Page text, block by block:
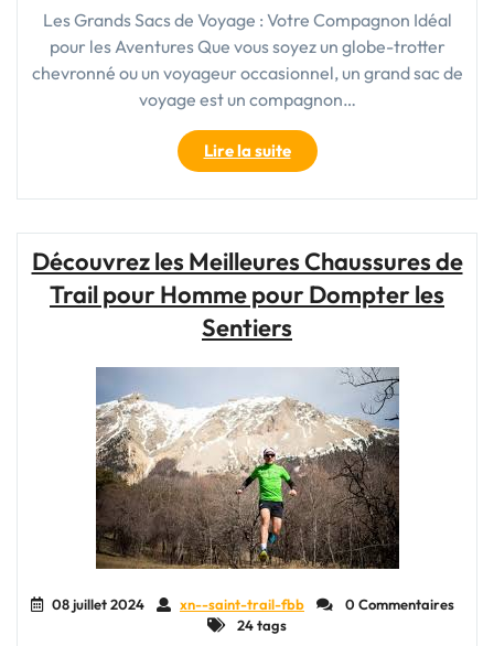
Les Grands Sacs de Voyage : Votre Compagnon Idéal
pour les Aventures Que vous soyez un globe-trotter
chevronné ou un voyageur occasionnel, un grand sac de
voyage est un compagnon…
Lire la suite"Explorez
le
Monde
Liberté
avec
Nos
Grands
Sacs
Voyage
Spacieux"
Découvrez les Meilleures Chaussures de
Trail pour Homme pour Dompter les
Sentiers
08 juillet 2024 xn--saint-trail-fbb
0 Commentaires
24 tags